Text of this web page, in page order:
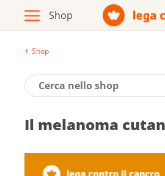
Opuscoli / materiale
Prodotti
Shop
Il melanoma